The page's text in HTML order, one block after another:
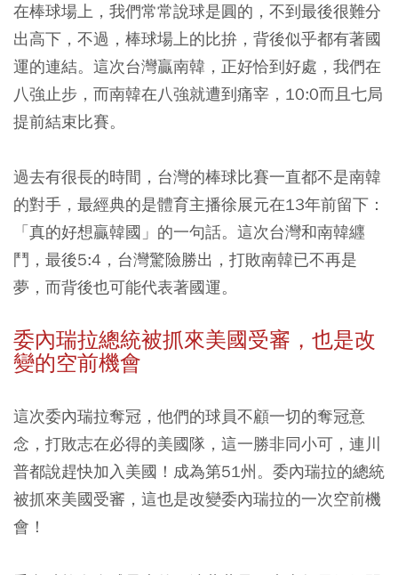
在棒球場上，我們常常說球是圓的，不到最後很難分
出高下，不過，棒球場上的比拚，背後似乎都有著國
運的連結。這次台灣贏南韓，正好恰到好處，我們在
八強止步，而南韓在八強就遭到痛宰，10:0而且七局
提前結束比賽。
過去有很長的時間，台灣的棒球比賽一直都不是南韓
的對手，最經典的是體育主播徐展元在13年前留下：
「真的好想贏韓國」的一句話。這次台灣和南韓纒
鬥，最後5:4，台灣驚險勝出，打敗南韓已不再是
夢，而背後也可能代表著國運。
委內瑞拉總統被抓來美國受審，也是改
變的空前機會
這次委內瑞拉奪冠，他們的球員不顧一切的奪冠意
念，打敗志在必得的美國隊，這一勝非同小可，連川
普都說趕快加入美國！成為第51州。委內瑞拉的總統
被抓來美國受審，這也是改變委內瑞拉的一次空前機
會！